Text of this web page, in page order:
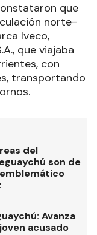
que
norte-
Iveco,
que viajaba
con
transportando
del
son de
Avanza
acusado